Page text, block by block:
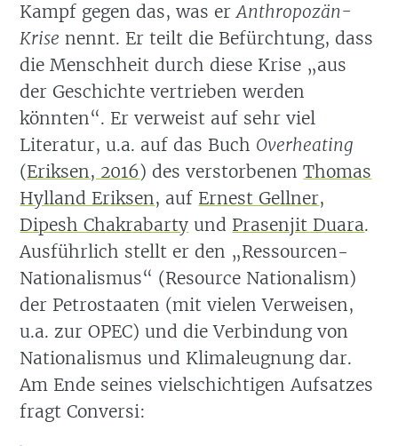
Kampf gegen das, was erAnthropozän-
Krise nennt. Er teilt die Befürchtung, dass
die Menschheit durch diese Krise „aus
der Geschichte vertrieben werden
könnten“. Er verweist auf sehr viel
Literatur, u.a. auf das Buch Overheating
(Eriksen, 2016) des verstorbenenThomas
Hylland Eriksen, auf Ernest Gellner,
Dipesh Chakrabarty und Prasenjit Duara.
Ausführlich stellt er den „Ressourcen-
Nationalismus“ (Resource Nationalism)
der Petrostaaten (mit vielen Verweisen,
u.a. zur OPEC) und die Verbindung von
Nationalismus und Klimaleugnung dar.
Am Ende seines vielschichtigen Aufsatzes
fragt Conversi: